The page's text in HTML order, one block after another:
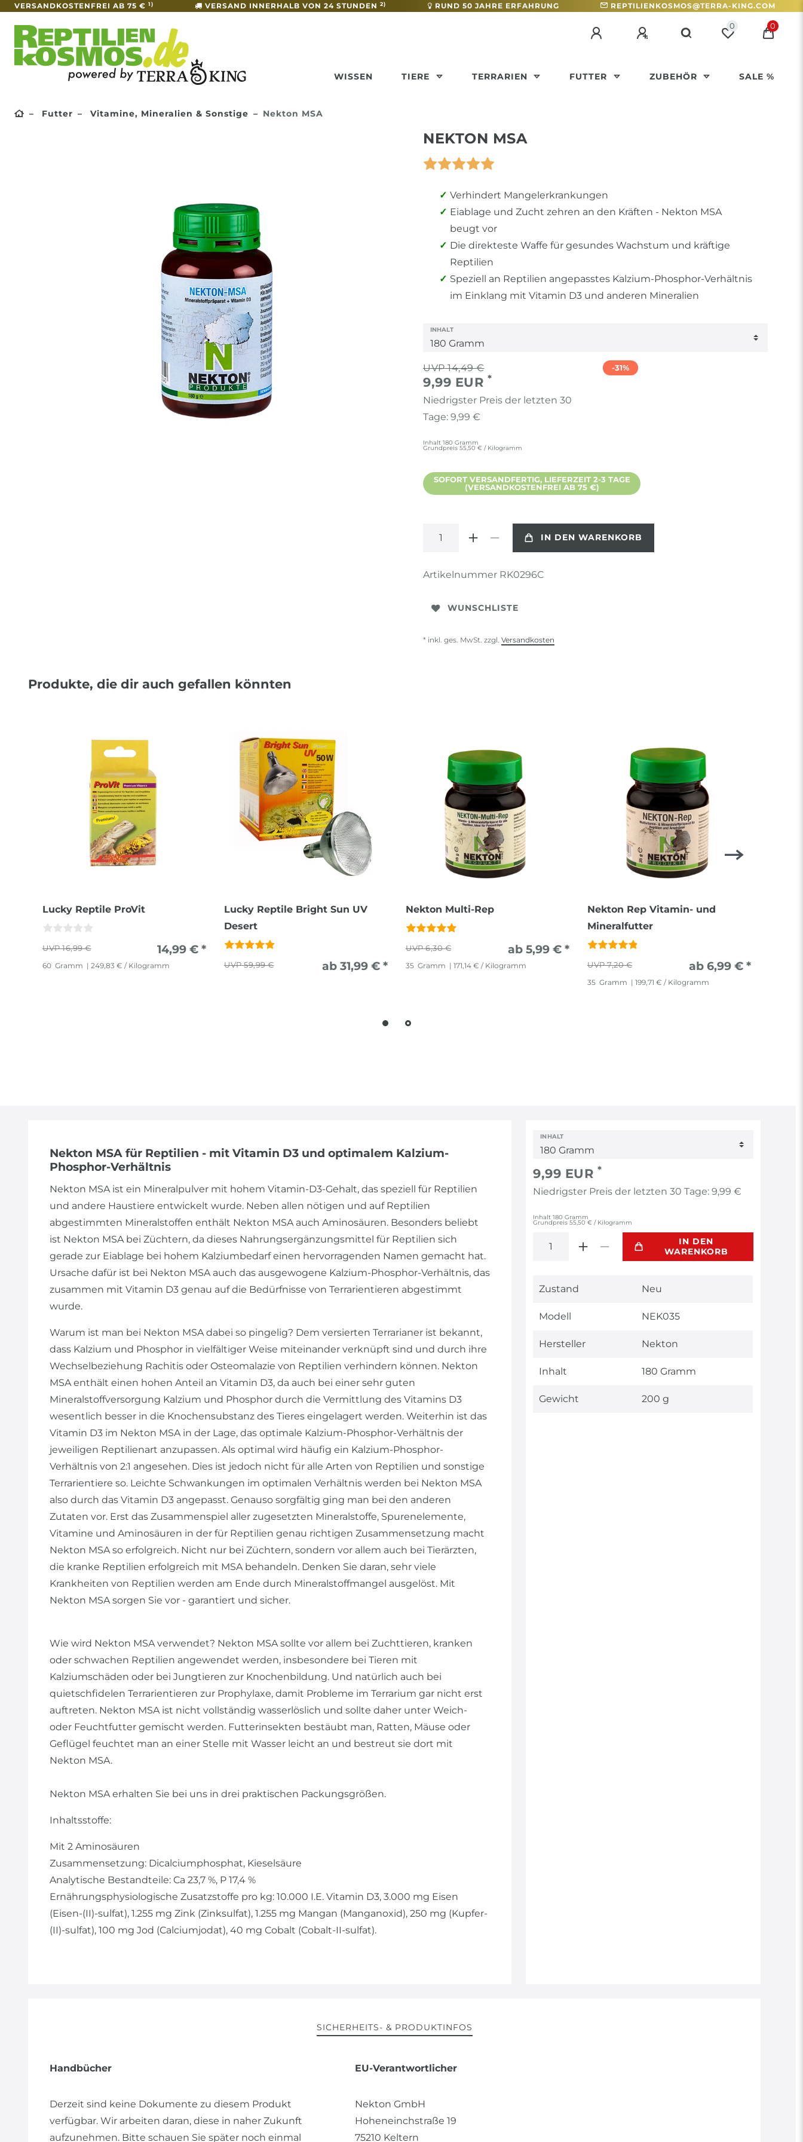
VERSANDKOSTENFREI AB 75 € 1) VERSAND INNERHALB VON 24 STUNDEN 2) RUND 50 JAHRE ERFAHRUNG REPTILIENKOSMOS@TERRA-KING.COM
0 0
WISSEN TIERE TERRARIEN FUTTER ZUBEHÖR SALE %
Futter Vitamine, Mineralien & Sonstige Nekton MSA
NEKTON MSA
Verhindert Mangelerkrankungen
Eiablage und Zucht zehren an den Kräften - Nekton MSA
beugt vor
Die direkteste Waffe für gesundes Wachstum und kräftige
Reptilien
Speziell an Reptilien angepasstes Kalzium-Phosphor-Verhältnis
im Einklang mit Vitamin D3 und anderen Mineralien
INHALT
14,49 €
9,99 EUR *
Niedrigster Preis der letzten 30
Tage: 9,99 €
Inhalt 180 Gramm
Grundpreis 55,50 € / Kilogramm
-31%
SOFORT VERSANDFERTIG, LIEFERZEIT 2-3 TAGE
(VERSANDKOSTENFREI AB 75 €)
IN DEN WARENKORB
Artikelnummer RK0296C
WUNSCHLISTE
* inkl. ges. MwSt. zzgl. Versandkosten
Produkte, die dir auch gefallen könnten
Lucky Reptile ProVit
16,99 € 14,99 € *
60 Gramm | 249,83 € / Kilogramm
Lucky Reptile Bright Sun UV
Desert
59,99 € ab 31,99 € *
Nekton Multi-Rep
6,30 € ab 5,99 € *
35 Gramm | 171,14 € / Kilogramm
Nekton Rep Vitamin- und
Mineralfutter
7,20 € ab 6,99 € *
35 Gramm | 199,71 € / Kilogramm
Nekton MSA für Reptilien - mit Vitamin D3 und optimalem Kalzium-
Phosphor-Verhältnis
Nekton MSA ist ein Mineralpulver mit hohem Vitamin-D3-Gehalt, das speziell für Reptilien
und andere Haustiere entwickelt wurde. Neben allen nötigen und auf Reptilien
abgestimmten Mineralstoffen enthält Nekton MSA auch Aminosäuren. Besonders beliebt
ist Nekton MSA bei Züchtern, da dieses Nahrungsergänzungsmittel für Reptilien sich
gerade zur Eiablage bei hohem Kalziumbedarf einen hervorragenden Namen gemacht hat.
Ursache dafür ist bei Nekton MSA auch das ausgewogene Kalzium-Phosphor-Verhältnis, das
zusammen mit Vitamin D3 genau auf die Bedürfnisse von Terrarientieren abgestimmt
wurde.
Warum ist man bei Nekton MSA dabei so pingelig? Dem versierten Terrarianer ist bekannt,
dass Kalzium und Phosphor in vielfältiger Weise miteinander verknüpft sind und durch ihre
Wechselbeziehung Rachitis oder Osteomalazie von Reptilien verhindern können. Nekton
MSA enthält einen hohen Anteil an Vitamin D3, da auch bei einer sehr guten
Mineralstoffversorgung Kalzium und Phosphor durch die Vermittlung des Vitamins D3
wesentlich besser in die Knochensubstanz des Tieres eingelagert werden. Weiterhin ist das
Vitamin D3 im Nekton MSA in der Lage, das optimale Kalzium-Phosphor-Verhältnis der
jeweiligen Reptilienart anzupassen. Als optimal wird häufig ein Kalzium-Phosphor-
Verhältnis von 2:1 angesehen. Dies ist jedoch nicht für alle Arten von Reptilien und sonstige
Terrarientiere so. Leichte Schwankungen im optimalen Verhältnis werden bei Nekton MSA
also durch das Vitamin D3 angepasst. Genauso sorgfältig ging man bei den anderen
Zutaten vor. Erst das Zusammenspiel aller zugesetzten Mineralstoffe, Spurenelemente,
Vitamine und Aminosäuren in der für Reptilien genau richtigen Zusammensetzung macht
Nekton MSA so erfolgreich. Nicht nur bei Züchtern, sondern vor allem auch bei Tierärzten,
die kranke Reptilien erfolgreich mit MSA behandeln. Denken Sie daran, sehr viele
Krankheiten von Reptilien werden am Ende durch Mineralstoffmangel ausgelöst. Mit
Nekton MSA sorgen Sie vor - garantiert und sicher.
Wie wird Nekton MSA verwendet? Nekton MSA sollte vor allem bei Zuchttieren, kranken
oder schwachen Reptilien angewendet werden, insbesondere bei Tieren mit
Kalziumschäden oder bei Jungtieren zur Knochenbildung. Und natürlich auch bei
quietschfidelen Terrarientieren zur Prophylaxe, damit Probleme im Terrarium gar nicht erst
auftreten. Nekton MSA ist nicht vollständig wasserlöslich und sollte daher unter Weich-
oder Feuchtfutter gemischt werden. Futterinsekten bestäubt man, Ratten, Mäuse oder
Geflügel feuchtet man an einer Stelle mit Wasser leicht an und bestreut sie dort mit
Nekton MSA.
Nekton MSA erhalten Sie bei uns in drei praktischen Packungsgrößen.
Inhaltsstoffe:
Mit 2 Aminosäuren
Zusammensetzung: Dicalciumphosphat, Kieselsäure
Analytische Bestandteile: Ca 23,7 %, P 17,4 %
Ernährungsphysiologische Zusatzstoffe pro kg: 10.000 I.E. Vitamin D3, 3.000 mg Eisen
(Eisen-(II)-sulfat), 1.255 mg Zink (Zinksulfat), 1.255 mg Mangan (Manganoxid), 250 mg (Kupfer-
(II)-sulfat), 100 mg Jod (Calciumjodat), 40 mg Cobalt (Cobalt-II-sulfat).
INHALT
9,99 EUR *
Niedrigster Preis der letzten 30 Tage:9,99 €
Inhalt180Gramm
Grundpreis55,50 € / Kilogramm
IN DEN
WARENKORB
Technisches
Wert
Zustand Neu
Modell NEK035
Hersteller Nekton
Inhalt 180 Gramm
Gewicht 200 g
SICHERHEITS- & PRODUKTINFOS
Handbücher
Derzeit sind keine Dokumente zu diesem Produkt
verfügbar. Wir arbeiten daran, diese in naher Zukunft
aufzunehmen. Bitte schauen Sie später noch einmal
EU-Verantwortlicher
Nekton GmbH
Hoheneinchstraße 19
75210 Keltern